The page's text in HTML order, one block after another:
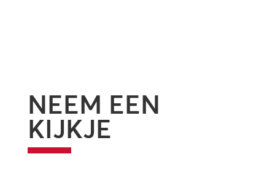
NEEM EEN
KIJKJE